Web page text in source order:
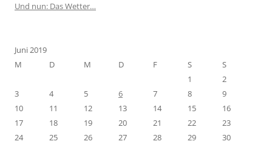
Und nun: Das Wetter…
Juni 2019
M
D M D F S
S
1
2
3
4 5 6 7 8
9
10
11 12 13 14 15
16
17
18 19 20 21 22
23
24
25 26 27 28 29
30